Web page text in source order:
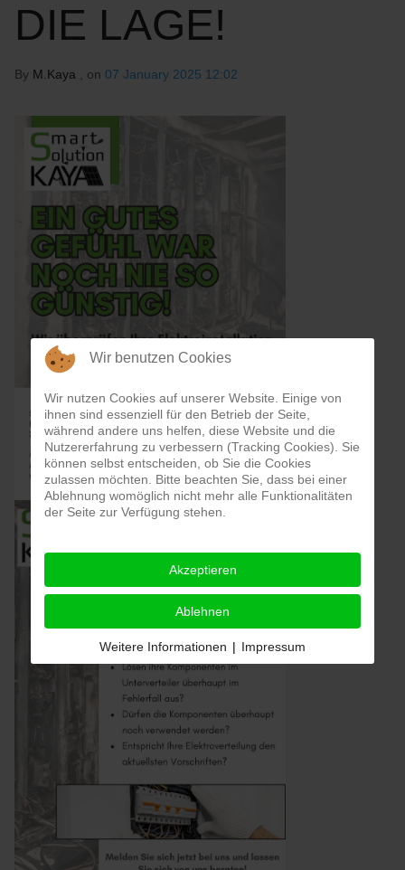
DIE LAGE!
By M.Kaya , on 07 January 2025 12:02
Wir benutzen Cookies
Wir nutzen Cookies auf unserer Website. Einige von
ihnen sind essenziell für den Betrieb der Seite,
während andere uns helfen, diese Website und die
Nutzererfahrung zu verbessern (Tracking Cookies). Sie
können selbst entscheiden, ob Sie die Cookies
zulassen möchten. Bitte beachten Sie, dass bei einer
Ablehnung womöglich nicht mehr alle Funktionalitäten
der Seite zur Verfügung stehen.
Akzeptieren
Ablehnen
Weitere Informationen | Impressum